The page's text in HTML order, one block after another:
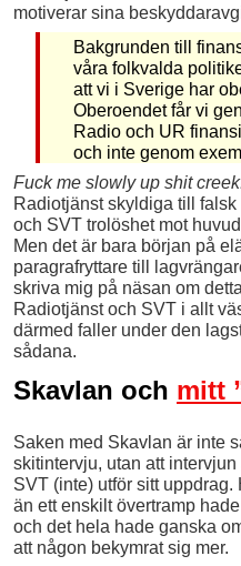
motiverar sina
Bakgrunden till
våra folkvalda
att vi i Sverige har
Oberoendet får vi
Radio och UR
och inte genom
Fuck me slowly up shit
Radiotjänst skyldiga till
och SVT trolöshet mot
Men det är bara början på
paragrafryttare till
skriva mig på näsan om
Radiotjänst och SVT i allt
därmed faller under den
sådana.
Skavlan och mitt
Saken med Skavlan är inte
skitintervju, utan att
SVT (inte) utför sitt
än ett enskilt övertramp
och det hela hade ganska
att någon bekymrat sig mer.